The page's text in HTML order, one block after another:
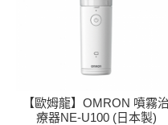
【歐姆龍】OMRON 噴霧治
療器NE-U100 (日本製)